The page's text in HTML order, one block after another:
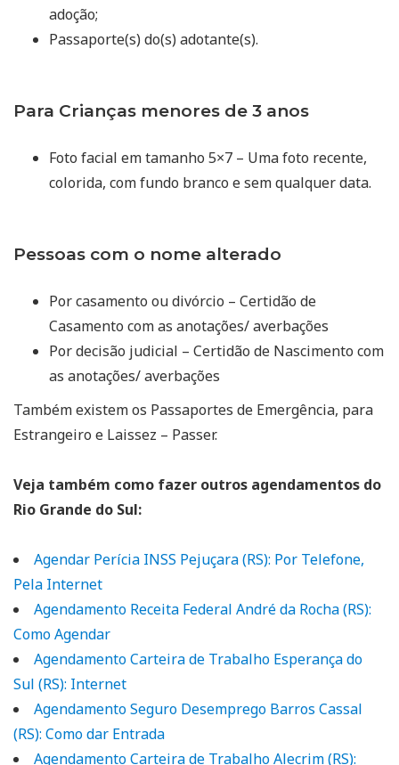
adoção;
Passaporte(s) do(s) adotante(s).
Para Crianças menores de 3 anos
Foto facial em tamanho 5×7 – Uma foto recente,
colorida, com fundo branco e sem qualquer data.
Pessoas com o nome alterado
Por casamento ou divórcio – Certidão de
Casamento com as anotações/ averbações
Por decisão judicial – Certidão de Nascimento com
as anotações/ averbações
Também existem os Passaportes de Emergência, para
Estrangeiro e Laissez – Passer.
Veja também como fazer outros agendamentos do
Rio Grande do Sul:
Agendar Perícia INSS Pejuçara (RS): Por Telefone,
Pela Internet
Agendamento Receita Federal André da Rocha (RS):
Como Agendar
Agendamento Carteira de Trabalho Esperança do
Sul (RS): Internet
Agendamento Seguro Desemprego Barros Cassal
(RS): Como dar Entrada
Agendamento Carteira de Trabalho Alecrim (RS):